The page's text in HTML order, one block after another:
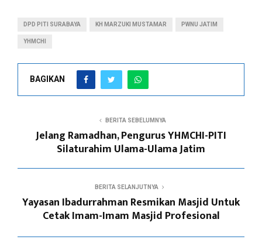
DPD PITI SURABAYA KH MARZUKI MUSTAMAR PWNU JATIM
YHMCHI
BAGIKAN
BERITA SEBELUMNYA
Jelang Ramadhan, Pengurus YHMCHI-PITI
Silaturahim Ulama-Ulama Jatim
BERITA SELANJUTNYA
Yayasan Ibadurrahman Resmikan Masjid Untuk
Cetak Imam-Imam Masjid Profesional